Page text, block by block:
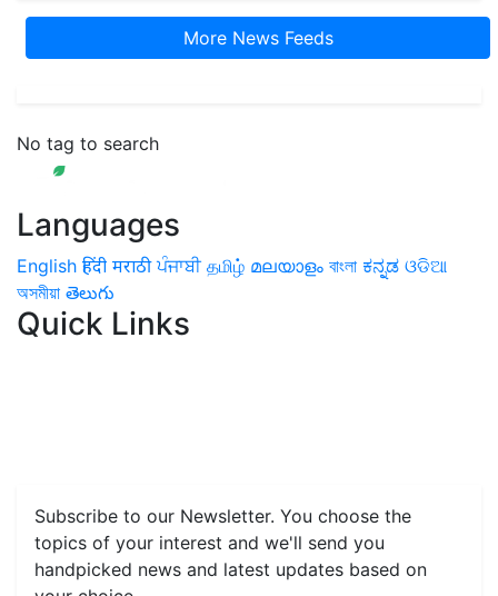
More News Feeds
No tag to search
Languages
English हिंदी मराठी ਪੰਜਾਬੀ தமிழ் മലയാളം বাংলা ಕನ್ನಡ ଓଡିଆ
অসমীয়া తెలుగు
Quick Links
Subscribe to our Newsletter. You choose the
topics of your interest and we'll send you
handpicked news and latest updates based on